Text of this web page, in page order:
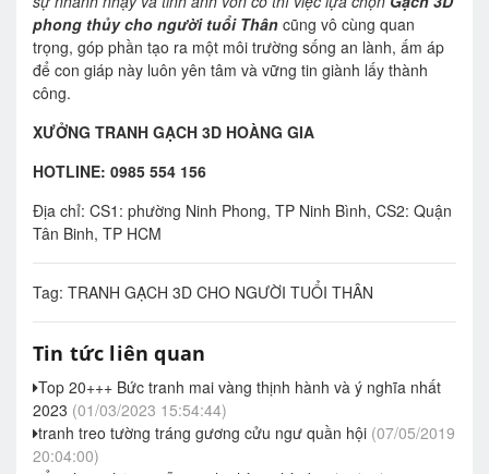
phong thủy cho người tuổi Thân cũng vô cùng quan
trọng, góp phần tạo ra một môi trường sống an lành, ấm áp
để con giáp này luôn yên tâm và vững tin giành lấy thành
công.
XƯỞNG TRANH GẠCH 3D HOÀNG GIA
HOTLINE: 0985 554 156
Địa chỉ: CS1: phường Ninh Phong, TP Ninh Bình, CS2: Quận
Tân Binh, TP HCM
Tag: TRANH GẠCH 3D CHO NGƯỜI TUỔI THÂN
Tin tức liên quan
Top 20+++ Bức tranh mai vàng thịnh hành và ý nghĩa nhất
2023 (01/03/2023 15:54:44)
tranh treo tường tráng gương cửu ngư quần hội (07/05/2019
20:04:00)